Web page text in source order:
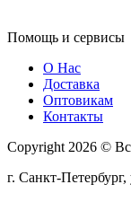
Помощь и сервисы
О Нас
Доставка
Оптовикам
Контакты
Copyright 2026 ©
г. Санкт-